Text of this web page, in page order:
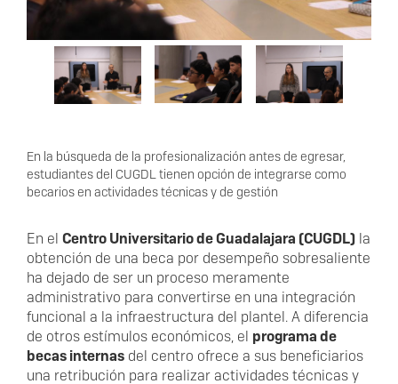
En la búsqueda de la profesionalización antes de egresar,
estudiantes del CUGDL tienen opción de integrarse como
becarios en actividades técnicas y de gestión
En el Centro Universitario de Guadalajara (CUGDL) la
obtención de una beca por desempeño sobresaliente
ha dejado de ser un proceso meramente
administrativo para convertirse en una integración
funcional a la infraestructura del plantel. A diferencia
de otros estímulos económicos, el programa de
becas internas del centro ofrece a sus beneficiarios
una retribución para realizar actividades técnicas y